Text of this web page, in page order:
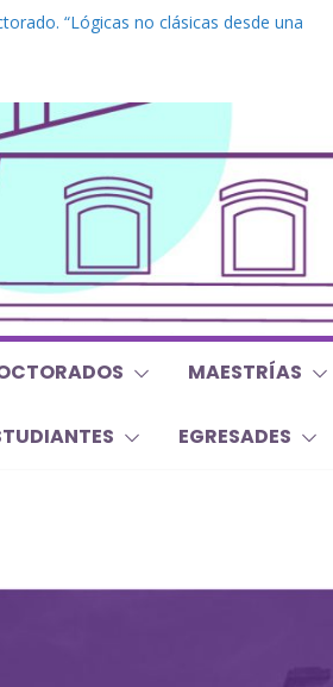
“Lógicas no clásicas desde una
Inglés. “Nivel 1”
“Mirar, juzgar, sentir”
Tesis y Trabajos Finales | Agosto 2026
MAESTRÍAS
EGRESADES